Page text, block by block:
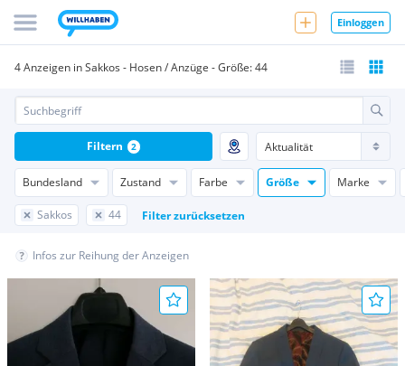
Einloggen
4 Anzeigen in Sakkos - Hosen / Anzüge - Größe: 44
Bundesland Zustand Farbe Größe Marke
Sakkos 44 Filter zurücksetzen
Filtern 2
Infos zur Reihung der Anzeigen